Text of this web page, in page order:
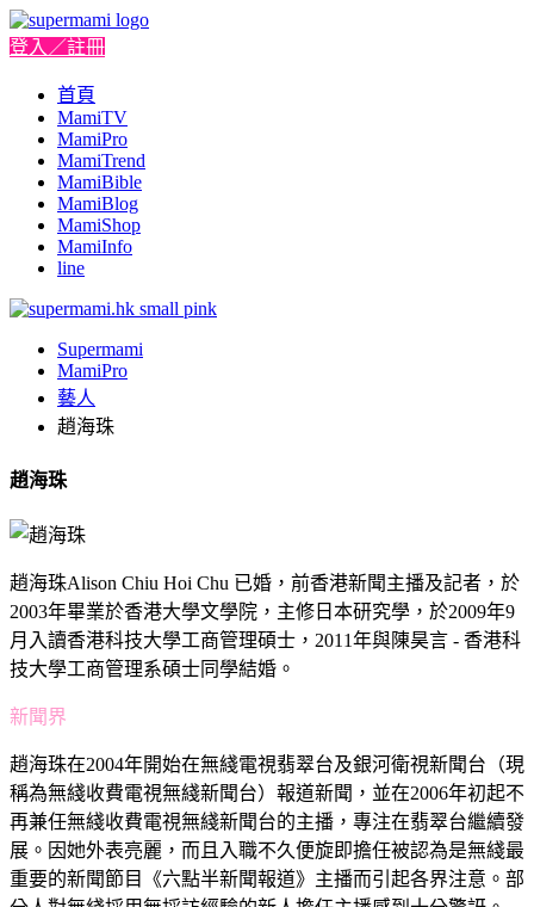
登入／註冊
首頁
MamiTV
MamiPro
MamiTrend
MamiBible
MamiBlog
MamiShop
MamiInfo
line
Supermami
MamiPro
藝人
趙海珠
趙海珠
趙海珠Alison Chiu Hoi Chu 已婚，前香港新聞主播及記者，於
2003年畢業於香港大學文學院，主修日本研究學，於2009年9
月入讀香港科技大學工商管理碩士，2011年與陳昊言 - 香港科
技大學工商管理系碩士同學結婚。
新聞界
趙海珠在2004年開始在無綫電視翡翠台及銀河衛視新聞台（現
稱為無綫收費電視無綫新聞台）報道新聞，並在2006年初起不
再兼任無綫收費電視無綫新聞台的主播，專注在翡翠台繼續發
展。因她外表亮麗，而且入職不久便旋即擔任被認為是無綫最
重要的新聞節目《六點半新聞報道》主播而引起各界注意。部